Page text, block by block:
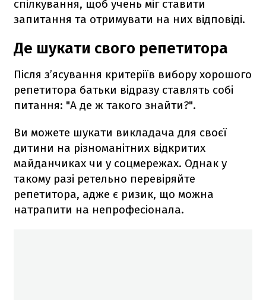
спілкування, щоб учень міг ставити
запитання та отримувати на них відповіді.
Де шукати свого репетитора
Після з’ясування критеріїв вибору хорошого
репетитора батьки відразу ставлять собі
питання: "А де ж такого знайти?".
Ви можете шукати викладача для своєї
дитини на різноманітних відкритих
майданчиках чи у соцмережах. Однак у
такому разі ретельно перевіряйте
репетитора, адже є ризик, що можна
натрапити на непрофесіонала.